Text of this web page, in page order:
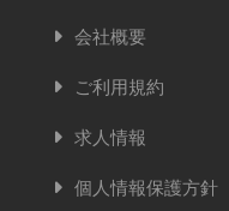
会社概要
ご利用規約
求人情報
個人情報保護方針